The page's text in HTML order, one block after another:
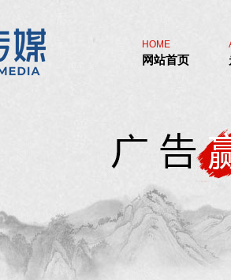
HOME
网站首页